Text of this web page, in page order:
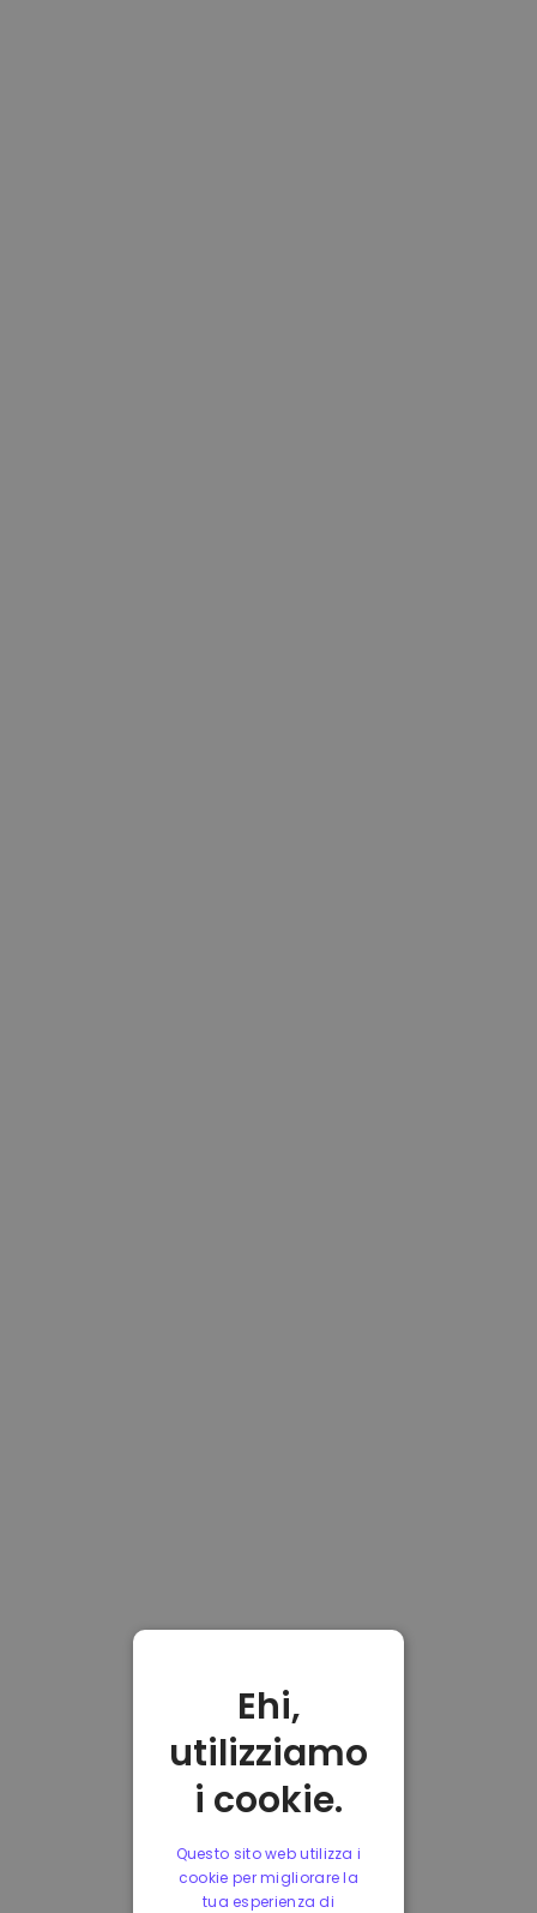
Ehi,
utilizziamo
i cookie.
Questo sito web utilizza i
cookie per migliorare la
tua esperienza di